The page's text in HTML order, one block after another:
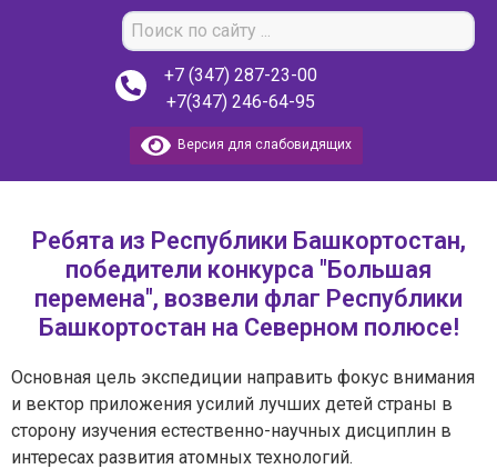
+7 (347) 287-23-00
+7(347) 246-64-95
Версия для слабовидящих
Ребята из Республики Башкортостан,
победители конкурса "Большая
перемена", возвели флаг Республики
Башкортостан на Северном полюсе!
Основная цель экспедиции направить фокус внимания
и вектор приложения усилий лучших детей страны в
сторону изучения естественно-научных дисциплин в
интересах развития атомных технологий.